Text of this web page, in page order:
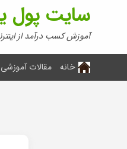
سایت پول
آموزش کسب درآمد از
خانه مقالات آموزشی